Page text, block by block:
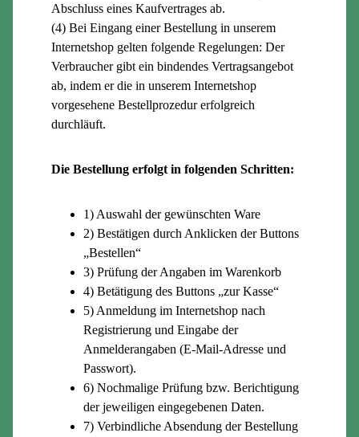
Abschluss eines Kaufvertrages ab.
(4) Bei Eingang einer Bestellung in unserem
Internetshop gelten folgende Regelungen: Der
Verbraucher gibt ein bindendes Vertragsangebot
ab, indem er die in unserem Internetshop
vorgesehene Bestellprozedur erfolgreich
durchläuft.
Die Bestellung erfolgt in folgenden Schritten:
1) Auswahl der gewünschten Ware
2) Bestätigen durch Anklicken der Buttons
„Bestellen“
3) Prüfung der Angaben im Warenkorb
4) Betätigung des Buttons „zur Kasse“
5) Anmeldung im Internetshop nach
Registrierung und Eingabe der
Anmelderangaben (E-Mail-Adresse und
Passwort).
6) Nochmalige Prüfung bzw. Berichtigung
der jeweiligen eingegebenen Daten.
7) Verbindliche Absendung der Bestellung